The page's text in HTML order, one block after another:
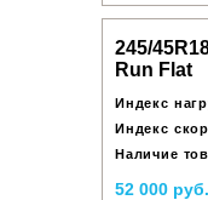
245/
Run Flat
Индекс
Индекс
Наличие
52 000